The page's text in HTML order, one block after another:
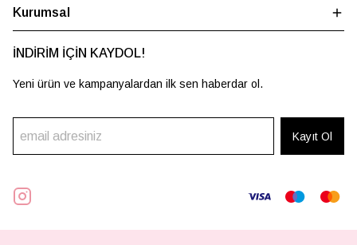
Kurumsal
İNDİRİM İÇİN KAYDOL!
Yeni ürün ve kampanyalardan ilk sen haberdar ol.
Kayıt Ol